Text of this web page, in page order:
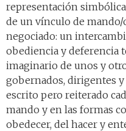
representación
de un vínculo de
negociado: un
obediencia y deferencia
imaginario de unos y
gobernados, dirigentes
escrito pero reiterado
mando y en las formas
obedecer, del hacer y